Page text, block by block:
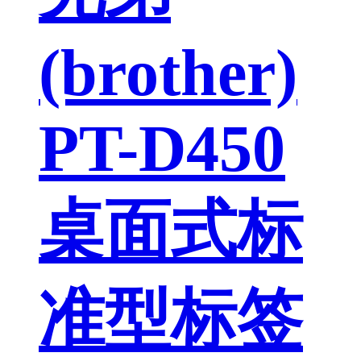
(brother)
PT-D450
桌面式标
准型标签